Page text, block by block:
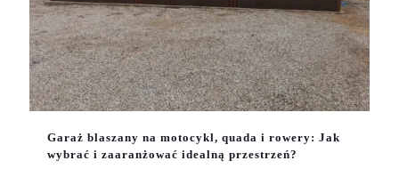
Garaż blaszany na motocykl, quada i rowery: Jak
wybrać i zaaranżować idealną przestrzeń?